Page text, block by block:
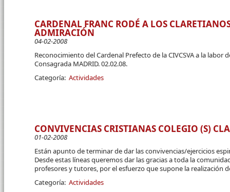
CARDENAL FRANC RODÉ A LOS
ADMIRACIÓN
04-02-2008
Reconocimiento del Cardenal Prefecto de la CIVCSVA a la labor
Consagrada MADRID. 02.02.08.
Categoría: Actividades
CONVIVENCIAS CRISTIANAS COLEGIO (S)
01-02-2008
Están apunto de terminar de dar las convivencias/ejercicios
Desde estas líneas queremos dar las gracias a toda la
profesores y tutores, por el esfuerzo que supone la realización
Categoría: Actividades